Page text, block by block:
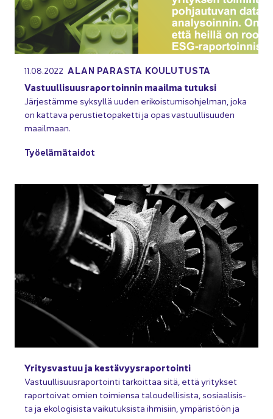
11.08.2022 ALAN PA­RAS­TA KOU­LU­TUS­TA
Vas­tuul­li­suus­ra­por­toin­nin maa­il­ma tu­tuk­si
Jär­jes­täm­me syk­syl­lä uuden eri­kois­tu­mis­oh­jel­man, joka
on kat­ta­va pe­rus­tie­to­pa­ket­ti ja opas vas­tuul­li­suu­den
maa­il­maan.
Työ­elä­mä­tai­dot
Yri­tys­vas­tuu ja kes­tä­vyys­ra­por­toin­ti
Vas­tuul­li­suus­ra­por­toin­ti tar­koit­taa sitä, että yri­tyk­set
ra­por­toi­vat omien toi­mien­sa ta­lou­del­li­sis­ta, so­si­aa­li­sis­
ta ja eko­lo­gi­sis­ta vai­ku­tuk­sis­ta ih­mi­siin, ym­pä­ris­töön ja